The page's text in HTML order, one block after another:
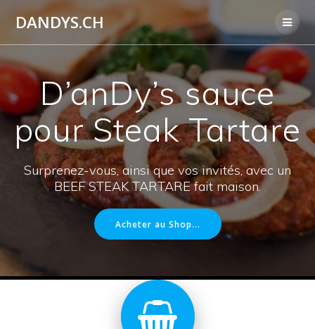
Utilisateur
DANDYS.CH
D’anDy’s sauce
pour Steak Tartare
Surprenez-vous, ainsi que vos invités, avec un
BEEF STEAK TARTARE fait maison.
Acheter au Shop...